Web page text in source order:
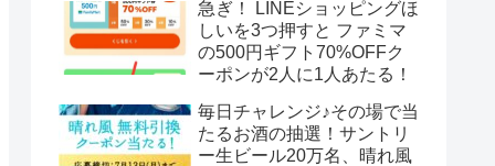
急ぎ！ LINEショッピングほ
しいを3つ押すと ファミマ
の500円ギフト70%OFFク
ーポンが2人に1人あたる！
毎日チャレンジ♪その場で当
たるお酒の抽選！サントリ
ー生ビール20万名、晴れ風